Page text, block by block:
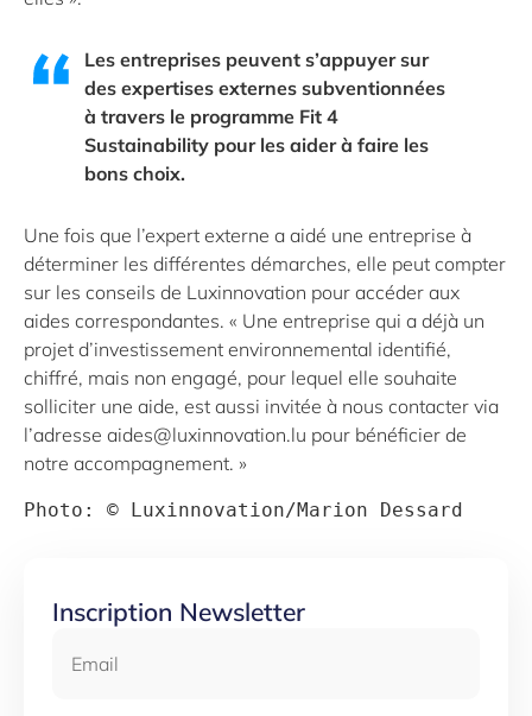
Les entreprises peuvent s’appuyer sur
des expertises externes subventionnées
à travers le programme Fit 4
Sustainability pour les aider à faire les
bons choix.
Une fois que l’expert externe a aidé une entreprise à
déterminer les différentes démarches, elle peut compter
sur les conseils de Luxinnovation pour accéder aux
aides correspondantes. « Une entreprise qui a déjà un
projet d’investissement environnemental identifié,
chiffré, mais non engagé, pour lequel elle souhaite
solliciter une aide, est aussi invitée à nous contacter via
l’adresse aides@luxinnovation.lu pour bénéficier de
notre accompagnement. »
Photo: © Luxinnovation/Marion Dessard
Inscription Newsletter